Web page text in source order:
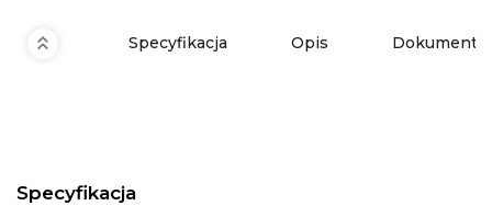
Specyfikacja Opis Dokumenty
Specyfikacja